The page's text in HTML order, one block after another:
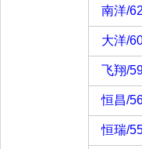
南洋/
大洋/
飞翔/
恒昌/
恒瑞/